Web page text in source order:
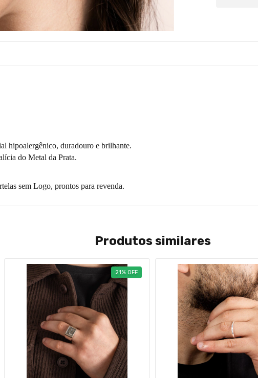
hipoalergênico, duradouro e brilhante.
do Metal da Prata.
sem Logo, prontos para revenda.
Produtos similares
21 % OFF